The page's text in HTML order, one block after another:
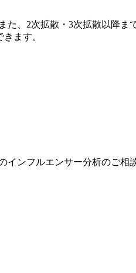
、2次拡散・3次拡散以降ま
ます。
ンフルエンサー分析のご相